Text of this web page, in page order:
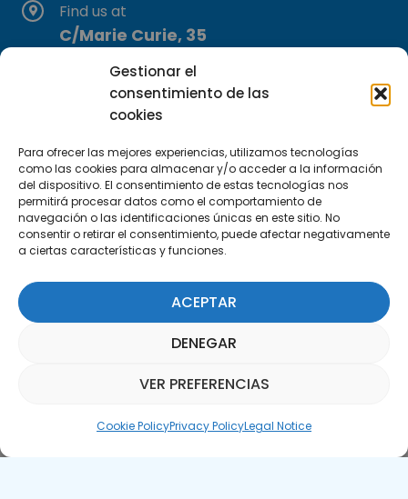
Gestionar el
consentimiento de las
cookies
Para ofrecer las mejores experiencias, utilizamos tecnologías
como las cookies para almacenar y/o acceder a la información
del dispositivo. El consentimiento de estas tecnologías nos
permitirá procesar datos como el comportamiento de
navegación o las identificaciones únicas en este sitio. No
consentir o retirar el consentimiento, puede afectar negativamente
a ciertas características y funciones.
ACEPTAR
DENEGAR
VER PREFERENCIAS
Cookie PolicyPrivacy PolicyLegal Notice
Find us at
C/Marie Curie, 35
29590 Campanillas, Málaga
Subscribe to our Newsletter
SUBSCRIBE HERE